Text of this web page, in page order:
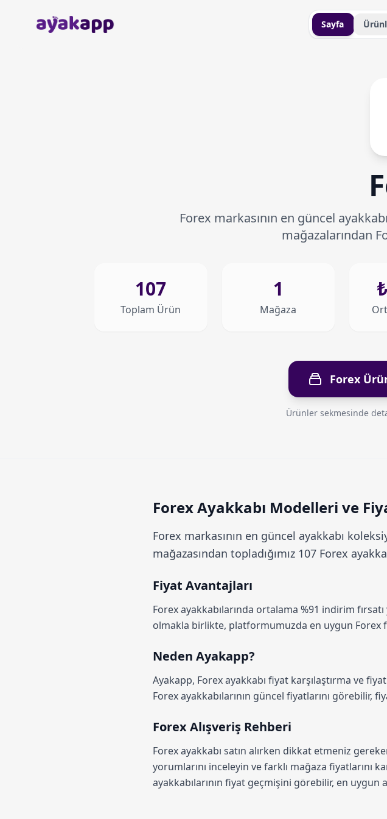
Anasayfa Sayfa
Forex markasının en güncel
mağazalarından
107
Toplam Ürün
1
Mağaza
Forex
Ürünler sekmesinde
Forex Ayakkabı Modelleri ve
Forex markasının en güncel ayakkabı
mağazasından topladığımız 107 Forex
Fiyat Avantajları
Forex ayakkabılarında ortalama %91 indirim
olmakla birlikte, platformumuzda en uygun Forex
Neden Ayakapp?
Ayakapp, Forex ayakkabı fiyat karşılaştırma ve
Forex ayakkabılarının güncel fiyatlarını
Forex Alışveriş Rehberi
Forex ayakkabı satın alırken dikkat etmeniz
yorumlarını inceleyin ve farklı mağaza fiyatlarını
ayakkabılarının fiyat geçmişini görebilir, en uygun